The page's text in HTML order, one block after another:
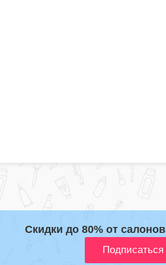
Скидки до 80% от